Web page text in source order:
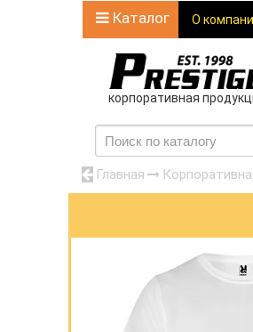
Каталог О
корпоративная
Главная